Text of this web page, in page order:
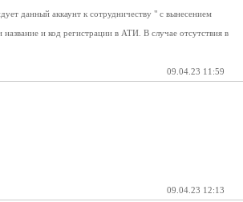
данный аккаунт к сотрудничеству " с вынесением
и код регистрации в АТИ. В случае отсутствия в
09.04.23 11:59
09.04.23 12:13